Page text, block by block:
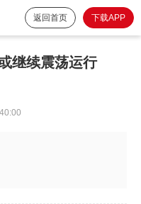
返回首页 下载APP
继续震荡运行